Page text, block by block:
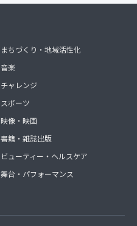
まちづくり・地域活性化
音楽
チャレンジ
スポーツ
映像・映画
書籍・雑誌出版
ビューティー・ヘルスケア
舞台・パフォーマンス